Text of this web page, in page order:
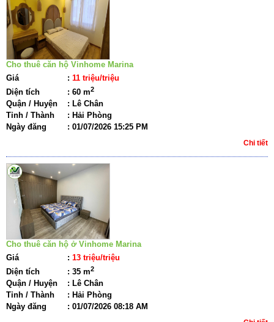
Cho thuê căn hộ Vinhome Marina
Giá
: 11 triệu/triệu
Diện tích
: 60 m2
Quận / Huyện : Lê Chân
Tỉnh / Thành
: Hải Phòng
Ngày đăng
: 01/07/2026 15:25 PM
Chi tiết
Cho thuê căn hộ ở Vinhome Marina
Giá
: 13 triệu/triệu
Diện tích
: 35 m2
Quận / Huyện : Lê Chân
Tỉnh / Thành
: Hải Phòng
Ngày đăng
: 01/07/2026 08:18 AM